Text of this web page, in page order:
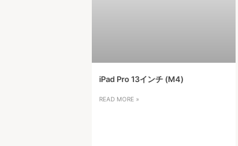
iPad Pro 13インチ (M4)
READ MORE »